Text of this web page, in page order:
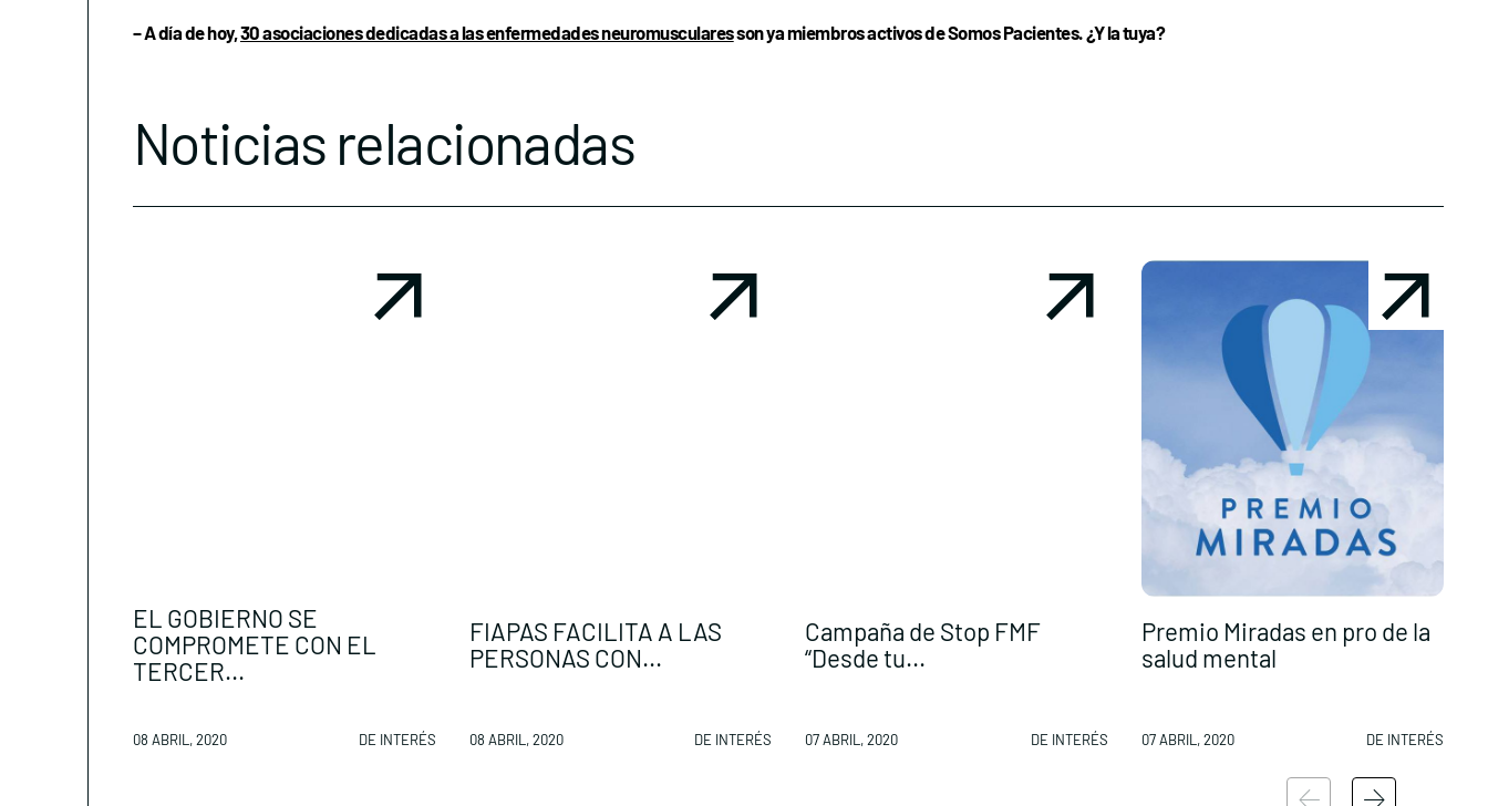
– A día de hoy,30 asociaciones dedicadas a las enfermedades neuromuscularesson ya miembros activos de Somos Pacientes. ¿Y la tuya?
Noticias relacionadas
EL GOBIERNO SE
COMPROMETE CON EL
TERCER...
08 ABRIL, 2020 DE INTERÉS
FIAPAS FACILITA A LAS
PERSONAS CON...
08 ABRIL, 2020 DE INTERÉS
Campaña de Stop FMF
“Desde tu...
07 ABRIL, 2020 DE INTERÉS
Premio Miradas en pro de la
salud mental
07 ABRIL, 2020 DE INTERÉS